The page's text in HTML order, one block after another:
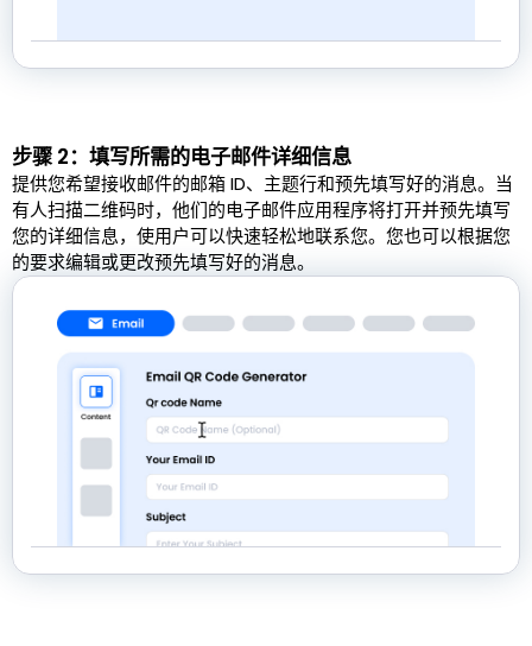
步骤 2：填写所需的电子邮件详细信息
提供您希望接收邮件的邮箱 ID、主题行和预先填写好的消息。当
有人扫描二维码时，他们的电子邮件应用程序将打开并预先填写
您的详细信息，使用户可以快速轻松地联系您。您也可以根据您
的要求编辑或更改预先填写好的消息。